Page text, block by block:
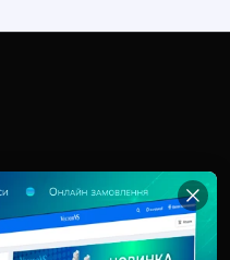
10-В, оф.